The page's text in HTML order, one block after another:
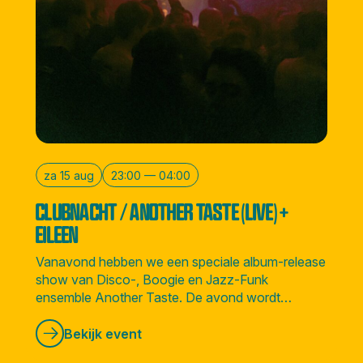
za 15 aug 23:00 — 04:00
CLUBNACHT / ANOTHER TASTE (LIVE) +
EILEEN
Vanavond hebben we een speciale album-release
show van Disco-, Boogie en Jazz-Funk
ensemble Another Taste. De avond wordt
afgesloten door Amsterdamse soulvolle DJ
Eileen.Bekijk event